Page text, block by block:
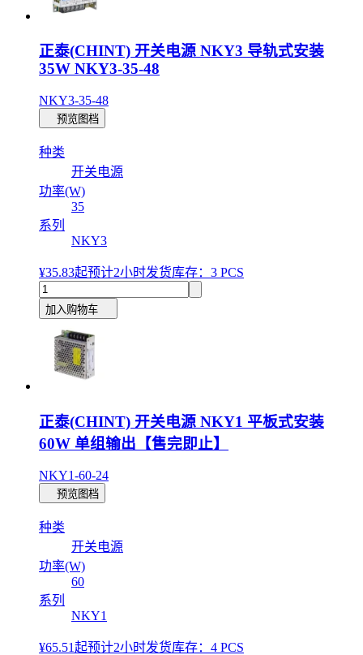
正泰(CHINT) 开关电源 NKY3 导轨式安装
35W NKY3-35-48
NKY3-35-48
预览图档
种类
开关电源
功率(W)
35
系列
NKY3
¥35.83起预计2小时发货库存：3 PCS
加入购物车
正泰(CHINT) 开关电源 NKY1 平板式安装
60W 单组输出【售完即止】
NKY1-60-24
预览图档
种类
开关电源
功率(W)
60
系列
NKY1
¥65.51起预计2小时发货库存：4 PCS